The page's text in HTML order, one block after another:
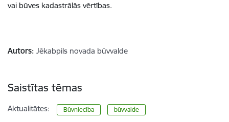
vai būves kadastrālās vērtības.
Autors: Jēkabpils novada būvvalde
Saistītas tēmas
Aktualitātes: Būvniecība būvvalde